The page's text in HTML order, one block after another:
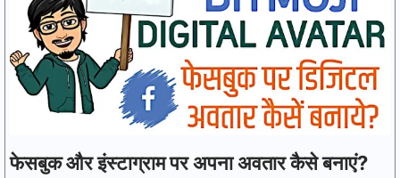
फेसबुक और इंस्टाग्राम पर अपना अवतार कैसे बनाएं?